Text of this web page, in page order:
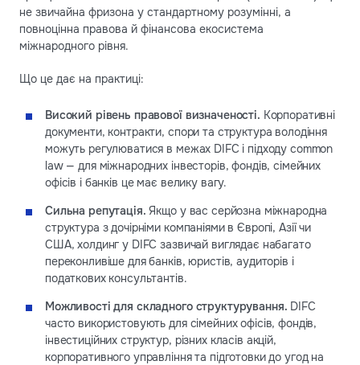
не звичайна фризона у стандартному розумінні, а
повноцінна правова й фінансова екосистема
міжнародного рівня.
Що це дає на практиці:
Високий рівень правової визначеності. Корпоративні
документи, контракти, спори та структура володіння
можуть регулюватися в межах DIFC і підходу common
law — для міжнародних інвесторів, фондів, сімейних
офісів і банків це має велику вагу.
Сильна репутація. Якщо у вас серйозна міжнародна
структура з дочірніми компаніями в Європі, Азії чи
США, холдинг у DIFC зазвичай виглядає набагато
переконливіше для банків, юристів, аудиторів і
податкових консультантів.
Можливості для складного структурування. DIFC
часто використовують для сімейних офісів, фондів,
інвестиційних структур, різних класів акцій,
корпоративного управління та підготовки до угод на